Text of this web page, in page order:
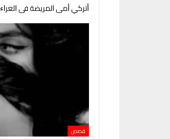
ﺃﺗﺮﻛﻲ ﺃﻣﻰ ﺍﻟﻤﺮﻳﻀﺔ ﻓﻰ ﺍﻟﻌﺮﺍﺀ
قصص